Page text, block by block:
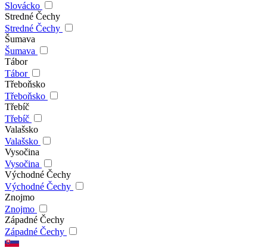
Slovácko
Stredné Čechy
Stredné Čechy
Šumava
Šumava
Tábor
Tábor
Třeboňsko
Třeboňsko
Třebíč
Třebíč
Valašsko
Valašsko
Vysočina
Vysočina
Východné Čechy
Východné Čechy
Znojmo
Znojmo
Západné Čechy
Západné Čechy